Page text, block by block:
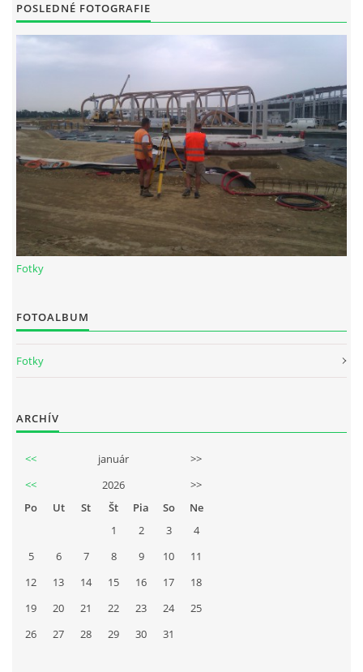
© 2026 eStránky.sk
POSLEDNÉ FOTOGRAFIE
Fotky
FOTOALBUM
Fotky
ARCHÍV
<< január
>>
<<
2026
>>
Po
Ut St Št Pia So
Ne
1
2 3
4
5
6 7 8 9 10
11
12
13 14 15 16 17
18
19
20 21 22 23 24
25
26
27 28 29 30 31